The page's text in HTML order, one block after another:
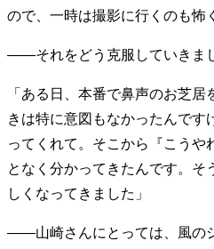
ので、一時は撮影に行くのも怖
——それをどう克服していきま
「ある日、本番で鼻声のお芝
きは特に意図もなかったんです
ってくれて。そこから『こうや
となく分かってきたんです。そ
しくなってきました」
——山崎さんにとっては、風の